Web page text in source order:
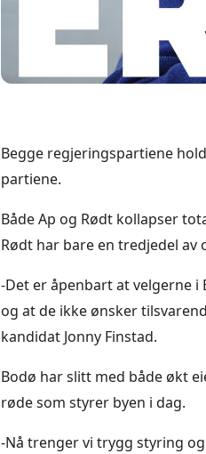
Begge regjeringspartiene
partiene.
Både Ap og Rødt kollapser
Rødt har bare en tredjedel
-Det er åpenbart at velgerne
og at de ikke ønsker
kandidat Jonny Finstad.
Bodø har slitt med både økt
røde som styrer byen i dag.
-Nå trenger vi trygg styring